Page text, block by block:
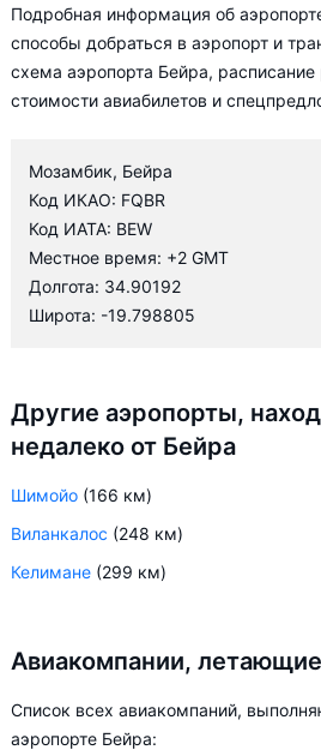
Подробная информация об
способы добраться в аэропорт и
схема аэропорта Бейра,
стоимости авиабилетов и
Мозамбик, Бейра
Код ИКАО: FQBR
Код ИАТА: BEW
Местное время: +2 GMT
Долгота: 34.90192
Широта: -19.798805
Другие аэропорты,
недалеко от Бейра
Шимойо (166 км)
Виланкалос (248 км)
Келимане (299 км)
Авиакомпании,
Список всех авиакомпаний,
аэропорте Бейра: